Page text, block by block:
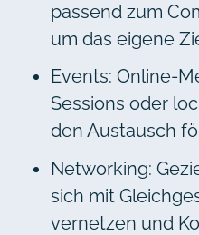
passend zum
um das eigene
Events: Online-
Sessions oder
den Austausch
Networking:
sich mit
vernetzen und